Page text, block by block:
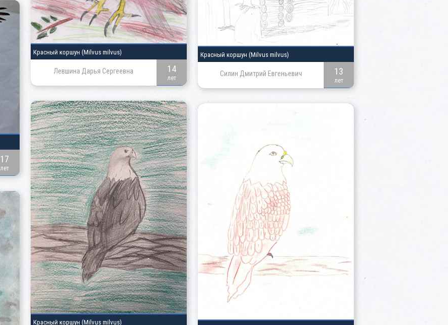
Красный коршун (Milvus milvus)
Левшина Дарья Сергеевна 14
лет
Красный коршун (Milvus milvus)
Силин Дмитрий Евгеньевич 13
лет
17
лет
Красный коршун (Milvus milvus)